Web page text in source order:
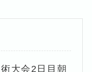
大会2日目朝